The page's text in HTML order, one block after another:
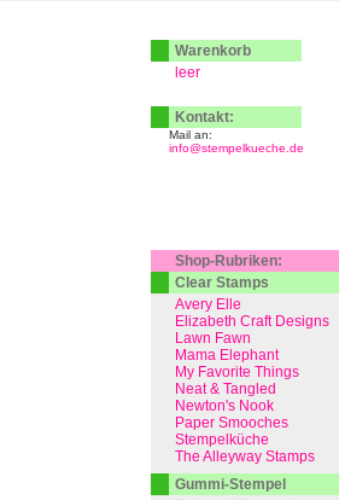
Warenkorb
leer
Kontakt:
Mail an:
info@stempelkueche.de
Shop-Rubriken:
Clear Stamps
Avery Elle
Elizabeth Craft Designs
Lawn Fawn
Mama Elephant
My Favorite Things
Neat & Tangled
Newton's Nook
Paper Smooches
Stempelküche
The Alleyway Stamps
Gummi-Stempel